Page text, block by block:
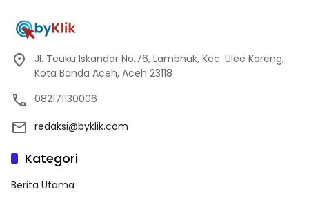
Jl. Teuku Iskandar No.76, Lambhuk, Kec. Ulee Kareng,
Kota Banda Aceh, Aceh 23118
082171130006
redaksi@byklik.com
Kategori
Berita Utama